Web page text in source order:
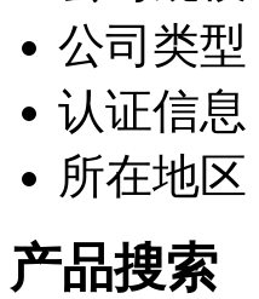
公司类型
认证信息
所在地区
产品搜索